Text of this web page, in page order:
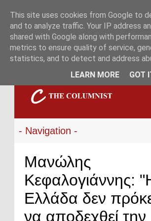
Μανώλης
Κεφαλογιάννης:
Ελλάδα δεν
να αποδεχθεί την
This site uses cookies from Google to
and to analyze traffic. Your IP address
shared with Google along with
metrics to ensure quality of service,
statistics, and to detect and address
LEARN MORE
GOT